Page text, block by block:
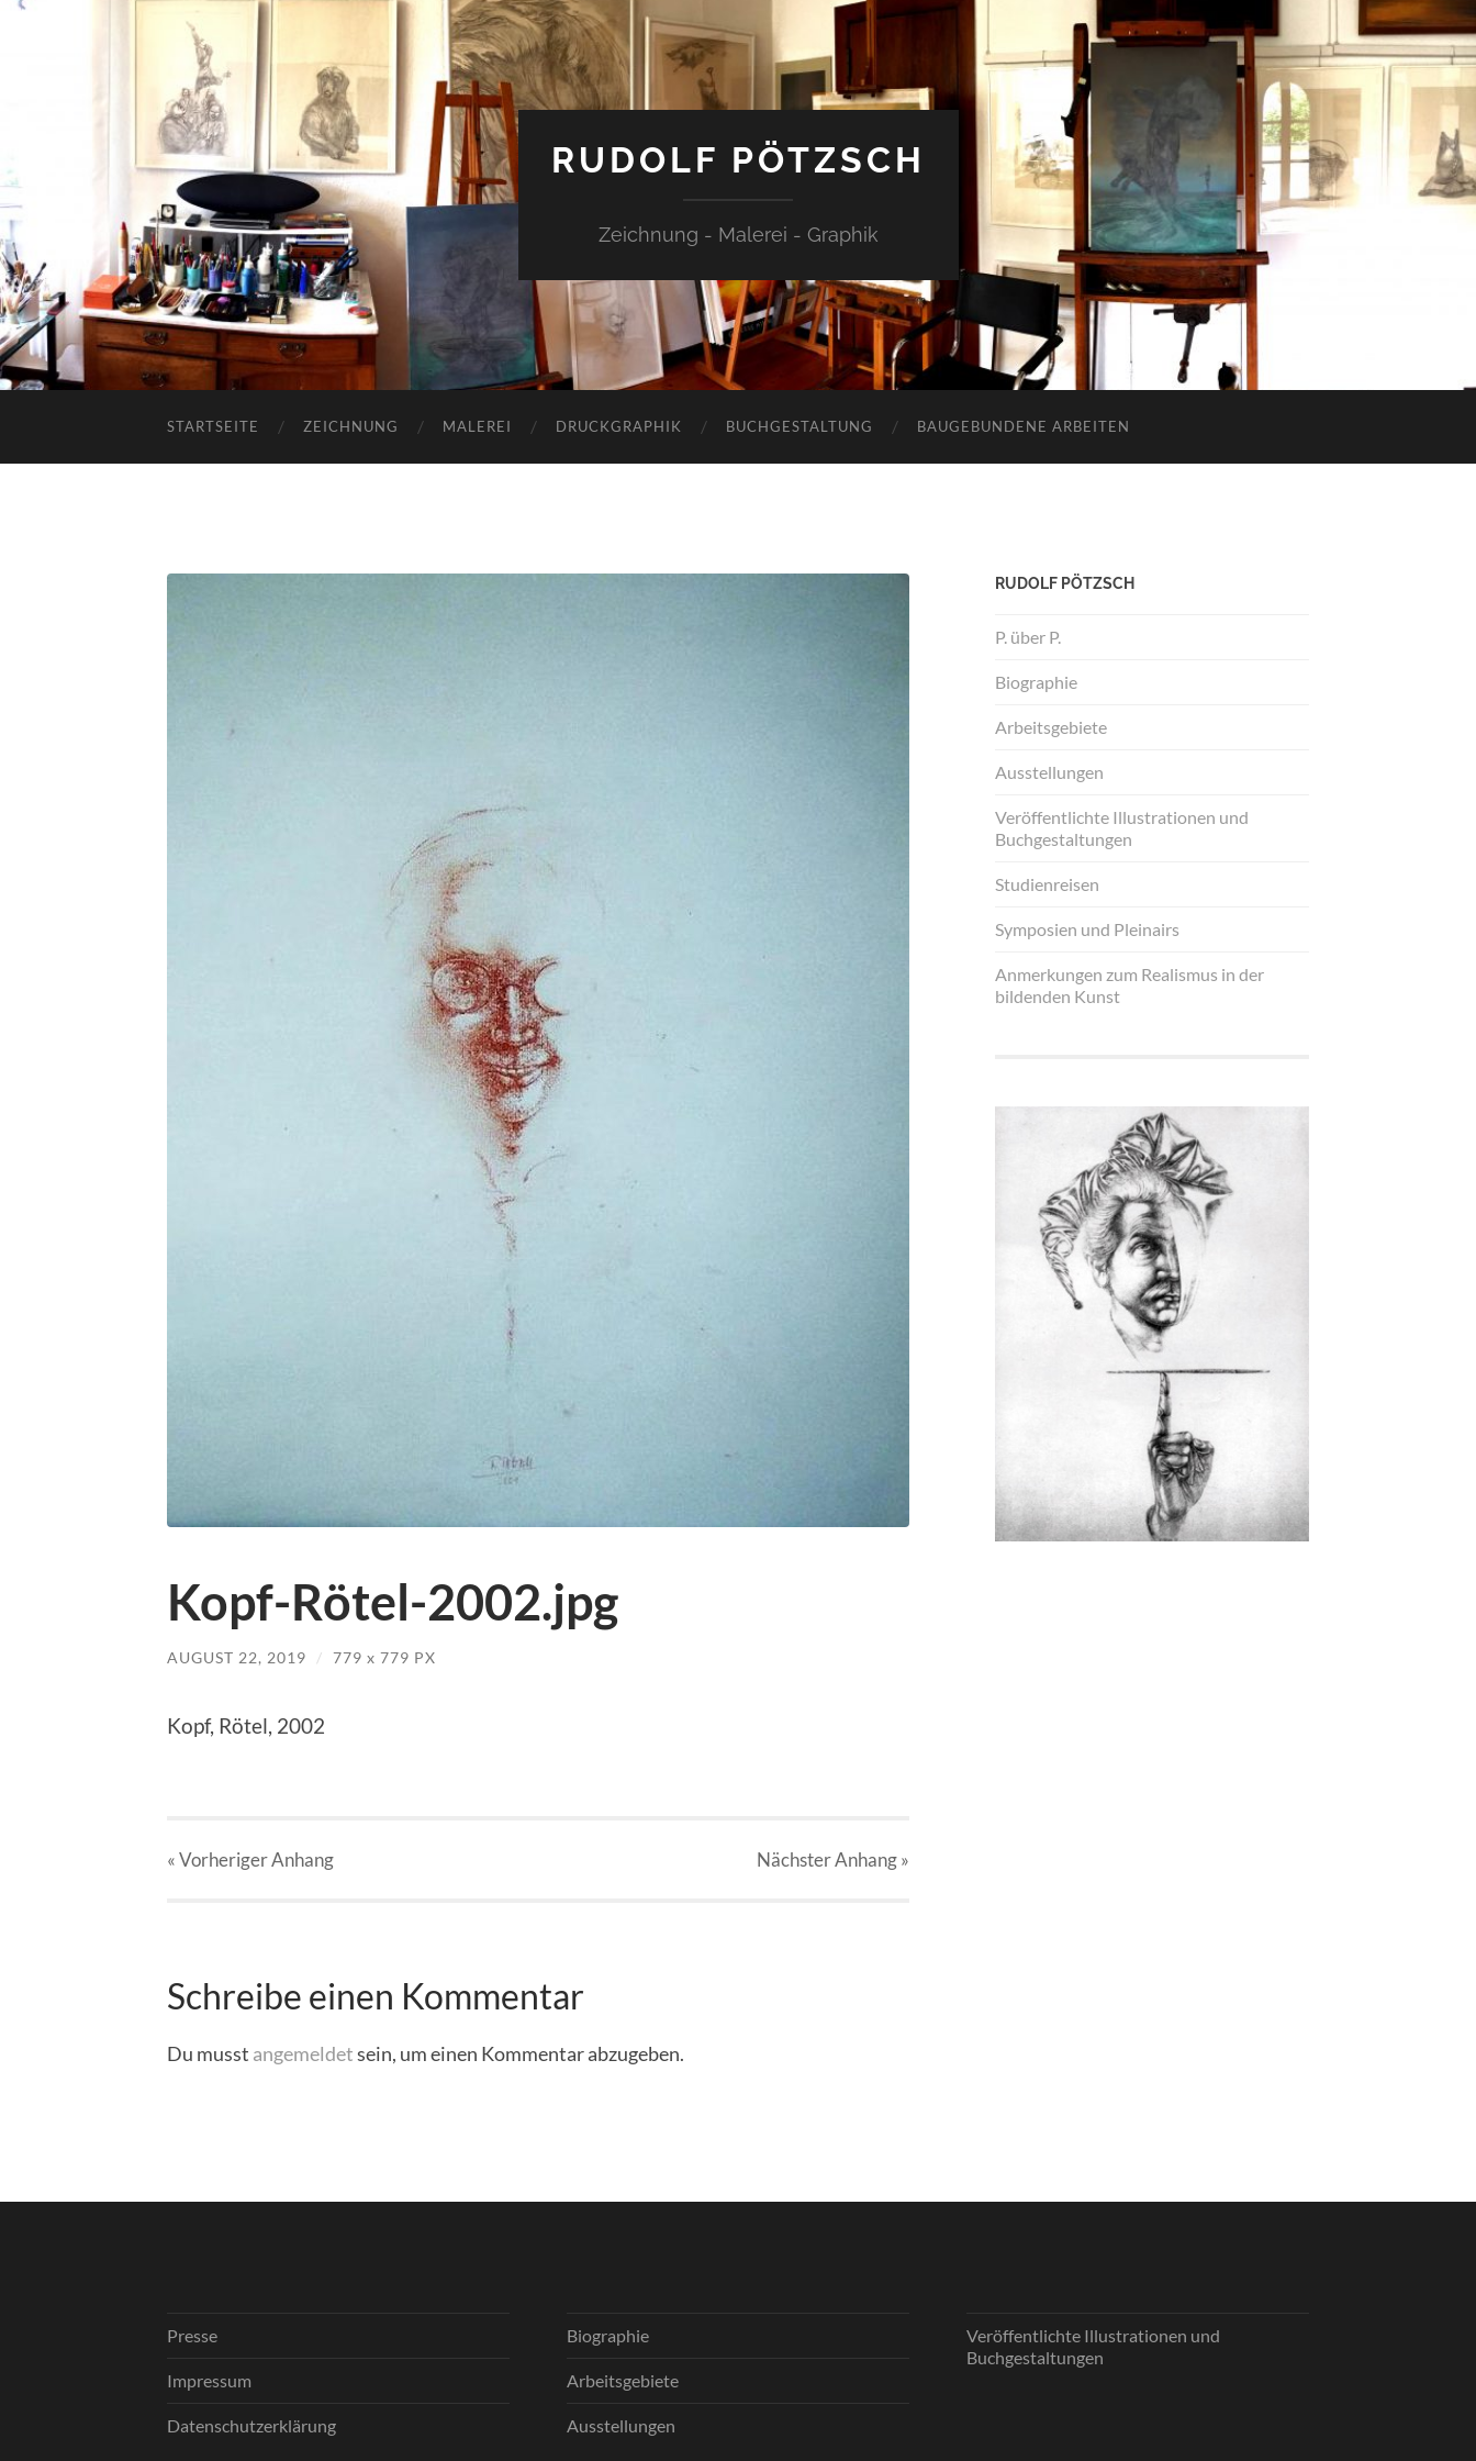
RUDOLF PÖTZSCH
Zeichnung - Malerei - Graphik
STARTSEITE ZEICHNUNG MALEREI DRUCKGRAPHIK BUCHGESTALTUNG BAUGEBUNDENE ARBEITEN
Kopf-Rötel-2002.jpg
AUGUST 22, 2019 / 779 x 779 PX
Kopf, Rötel, 2002
« VorherigerAnhang NächsterAnhang»
Schreibe einen Kommentar
Du musst angemeldetsein, um einen Kommentar abzugeben.
RUDOLF PÖTZSCH
P. über P.
Biographie
Arbeitsgebiete
Ausstellungen
Veröffentlichte Illustrationen und
Buchgestaltungen
Studienreisen
Symposien und Pleinairs
Anmerkungen zum Realismus in der
bildenden Kunst
Presse
Impressum
Datenschutzerklärung
Biographie
Arbeitsgebiete
Ausstellungen
Veröffentlichte Illustrationen und
Buchgestaltungen